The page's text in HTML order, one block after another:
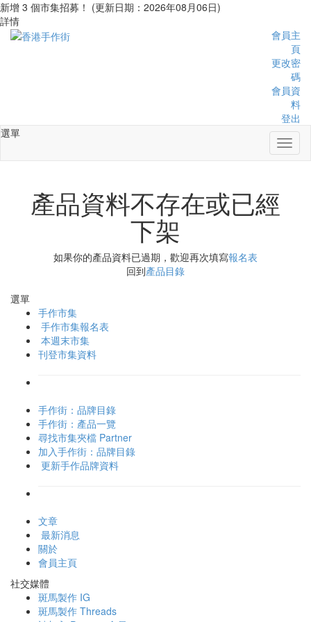
新增 3 個市集招募！ (更新日期：2026年08月06日)
詳情
會員主
頁
更改密
碼
會員資
料
登出
選單
產品資料不存在或已經
下架
如果你的產品資料已過期，歡迎再次填寫報名表
回到產品目錄
選單
手作市集
手作市集報名表
本週末市集
刊登市集資料
手作街：品牌目錄
手作街：產品一覽
尋找市集夾檔 Partner
加入手作街：品牌目錄
更新手作品牌資料
文章
最新消息
關於
會員主頁
社交媒體
斑馬製作 IG
斑馬製作 Threads